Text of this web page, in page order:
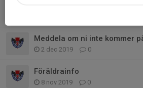
Meddela om ni inte kommer
2 dec 2019 0
Föräldrainfo
8 nov 2019 0